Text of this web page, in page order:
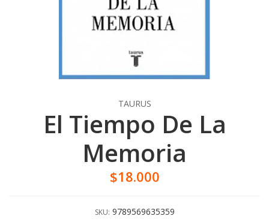
TAURUS
El Tiempo De La
Memoria
$18.000
SKU: 9789569635359